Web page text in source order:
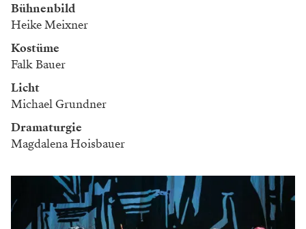
Bühnenbild
Heike Meixner
Kostüme
Falk Bauer
Licht
Michael Grundner
Dramaturgie
Magdalena Hoisbauer